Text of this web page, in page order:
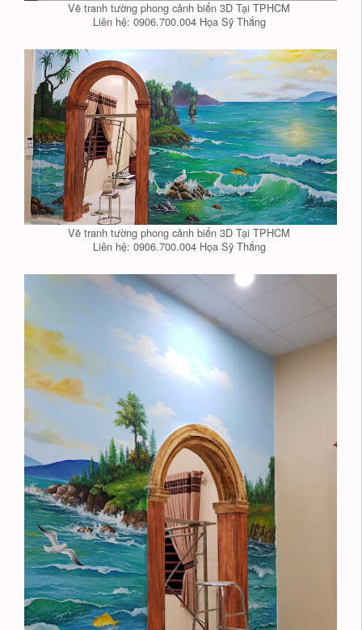
Vẽ tranh tường phong cảnh biển 3D Tại TPHCM
Liên hệ: 0906.700.004 Họa Sỹ Thắng
Vẽ tranh tường phong cảnh biển 3D Tại TPHCM
Liên hệ: 0906.700.004 Họa Sỹ Thắng